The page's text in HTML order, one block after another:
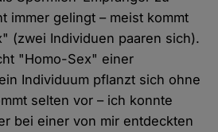
immer gelingt – meist kommt
(zwei Individuen paaren sich).
"Homo-Sex" einer
Individuum pflanzt sich ohne
selten vor – ich konnte
bei einer von mir entdeckten